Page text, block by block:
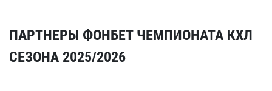
ПАРТНЕРЫ ФОНБЕТ ЧЕМПИОНАТА КХЛ
СЕЗОНА 2025/2026